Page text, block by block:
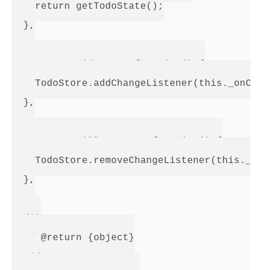
    return getTodoState();
  },
  },
  },
   * @return {object}